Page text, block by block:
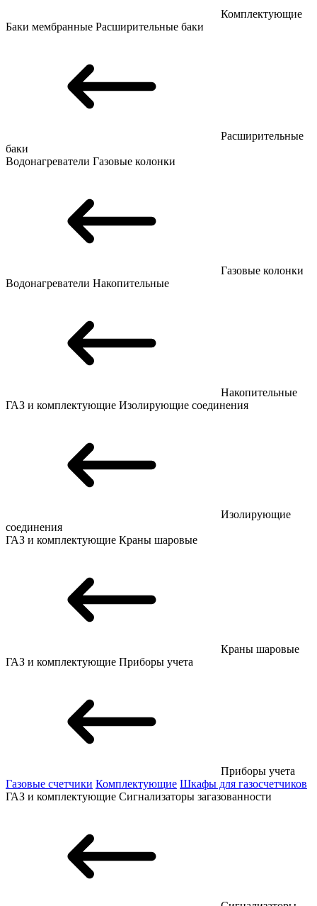
Комплектующие
Баки мембранные Расширительные баки
Расширительные
баки
Водонагреватели Газовые колонки
Газовые колонки
Водонагреватели Накопительные
Накопительные
ГАЗ и комплектующие Изолирующие соединения
Изолирующие
соединения
ГАЗ и комплектующие Краны шаровые
Краны шаровые
ГАЗ и комплектующие Приборы учета
Приборы учета
Газовые счетчики Комплектующие Шкафы для газосчетчиков
ГАЗ и комплектующие Сигнализаторы загазованности